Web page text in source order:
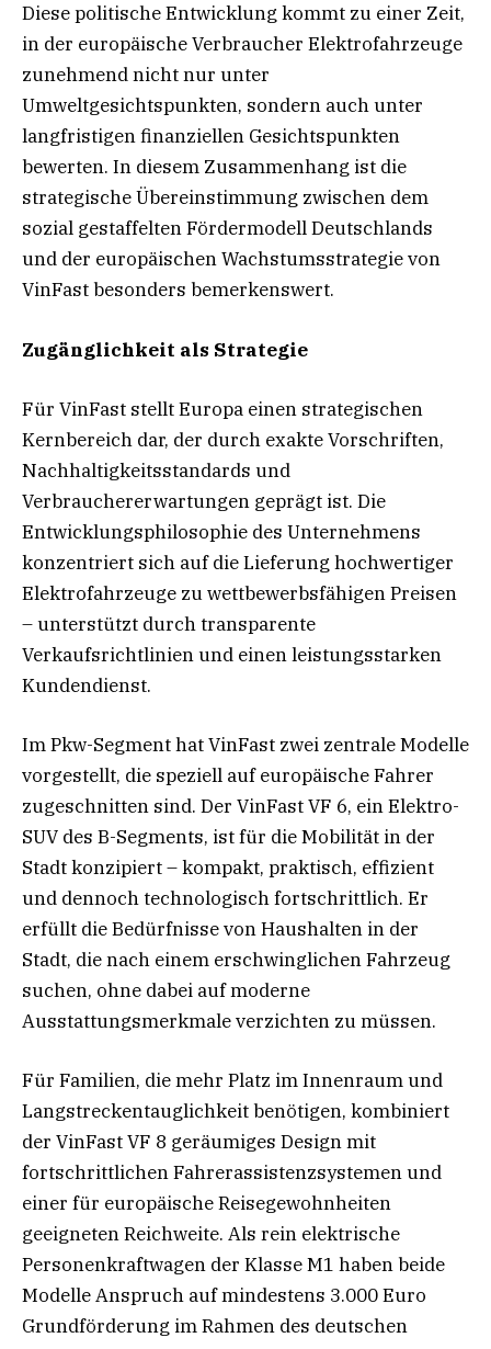
Diese politische Entwicklung kommt zu einer Zeit,
in der europäische Verbraucher Elektrofahrzeuge
zunehmend nicht nur unter
Umweltgesichtspunkten, sondern auch unter
langfristigen finanziellen Gesichtspunkten
bewerten. In diesem Zusammenhang ist die
strategische Übereinstimmung zwischen dem
sozial gestaffelten Fördermodell Deutschlands
und der europäischen Wachstumsstrategie von
VinFast besonders bemerkenswert.
Zugänglichkeit als Strategie
Für VinFast stellt Europa einen strategischen
Kernbereich dar, der durch exakte Vorschriften,
Nachhaltigkeitsstandards und
Verbrauchererwartungen geprägt ist. Die
Entwicklungsphilosophie des Unternehmens
konzentriert sich auf die Lieferung hochwertiger
Elektrofahrzeuge zu wettbewerbsfähigen Preisen
– unterstützt durch transparente
Verkaufsrichtlinien und einen leistungsstarken
Kundendienst.
Im Pkw-Segment hat VinFast zwei zentrale Modelle
vorgestellt, die speziell auf europäische Fahrer
zugeschnitten sind. Der VinFast VF 6, ein Elektro-
SUV des B-Segments, ist für die Mobilität in der
Stadt konzipiert – kompakt, praktisch, effizient
und dennoch technologisch fortschrittlich. Er
erfüllt die Bedürfnisse von Haushalten in der
Stadt, die nach einem erschwinglichen Fahrzeug
suchen, ohne dabei auf moderne
Ausstattungsmerkmale verzichten zu müssen.
Für Familien, die mehr Platz im Innenraum und
Langstreckentauglichkeit benötigen, kombiniert
der VinFast VF 8 geräumiges Design mit
fortschrittlichen Fahrerassistenzsystemen und
einer für europäische Reisegewohnheiten
geeigneten Reichweite. Als rein elektrische
Personenkraftwagen der Klasse M1 haben beide
Modelle Anspruch auf mindestens 3.000 Euro
Grundförderung im Rahmen des deutschen